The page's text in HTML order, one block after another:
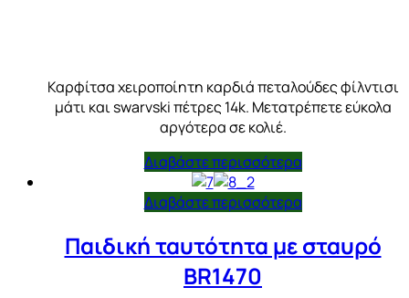
Καρφίτσα χειροποίητη καρδιά πεταλούδες φίλντισι
μάτι και swarvski πέτρες 14k. Μετατρέπετε εύκολα
αργότερα σε κολιέ.
Διαβάστε περισσότερα
Διαβάστε περισσότερα
Παιδική ταυτότητα με σταυρό
BR1470